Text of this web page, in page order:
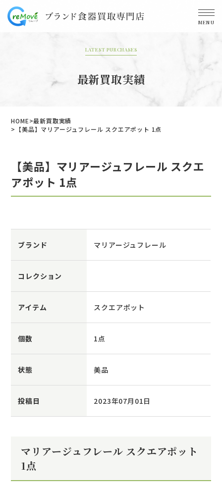
MENU
LATEST PURCHASES
最新買取実績
HOME
最新買取実績
【美品】マリアージュフレール スクエアポット 1点
【美品】マリアージュフレール スクエ
アポット 1点
ブランド マリアージュフレール
コレクション
アイテム スクエアポット
個数 1点
状態 美品
投稿日 2023年07月01日
マリアージュフレール スクエアポット
1点